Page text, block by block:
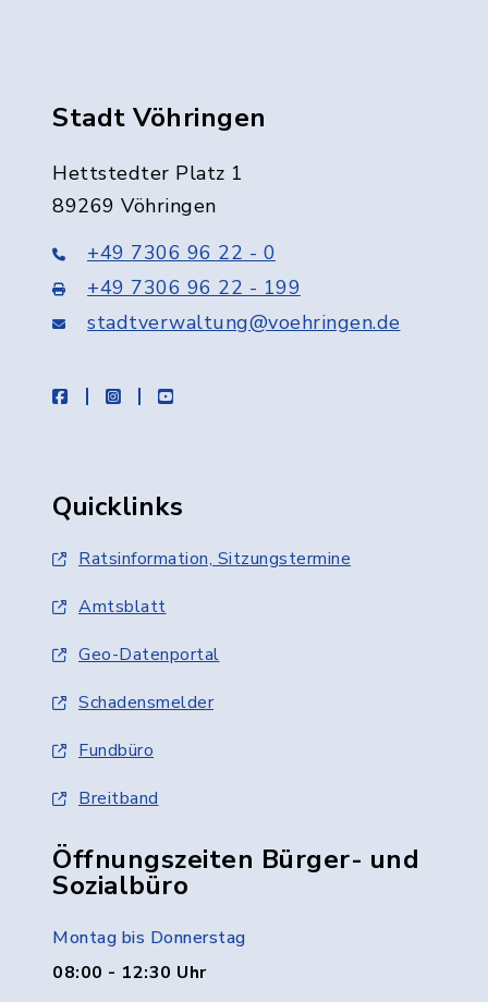
Stadt Vöhringen
Hettstedter Platz 1
89269 Vöhringen
+49 7306 96 22 - 0
+49 7306 96 22 - 199
stadtverwaltung@voehringen.de
facebookinstagramyoutube
Quicklinks
Ratsinformation, Sitzungstermine
Amtsblatt
Geo-Datenportal
Schadensmelder
Fundbüro
Breitband
Öffnungszeiten Bürger- und
Sozialbüro
Montag bis Donnerstag
08:00 - 12:30 Uhr